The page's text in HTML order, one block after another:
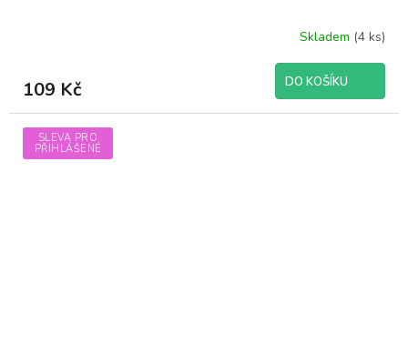
Skladem (4 ks)
109 Kč DO KOŠÍKU
SLEVA PRO
PŘIHLÁŠENÉ